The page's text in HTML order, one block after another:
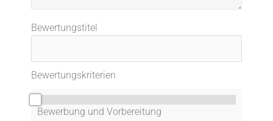
Bewertungstitel
Bewertungskriterien
Bewerbung und Vorbereitung